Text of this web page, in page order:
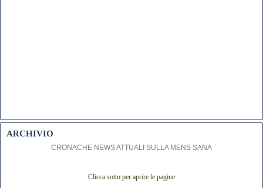
ARCHIVIO
CRONACHE NEWS ATTUALI SULLA MENS SANA
Clicca sotto per aprire le pagine